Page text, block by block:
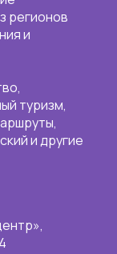
регионов
и
туризм,
и другие